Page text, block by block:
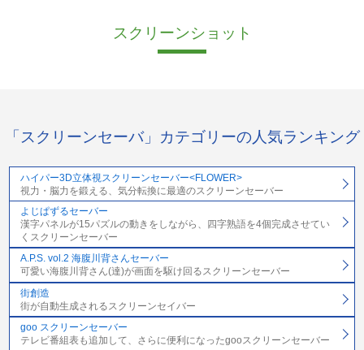
スクリーンショット
「スクリーンセーバ」カテゴリーの人気ランキング
ハイパー3D立体視スクリーンセーバー<FLOWER>
視力・脳力を鍛える、気分転換に最適のスクリーンセーバー
よじぱずるセーバー
漢字パネルが15パズルの動きをしながら、四字熟語を4個完成させてい
くスクリーンセーバー
A.P.S. vol.2 海腹川背さんセーバー
可愛い海腹川背さん(達)が画面を駆け回るスクリーンセーバー
街創造
街が自動生成されるスクリーンセイバー
goo スクリーンセーバー
テレビ番組表も追加して、さらに便利になったgooスクリーンセーバー